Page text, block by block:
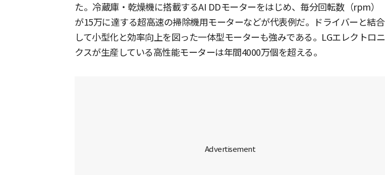
た。冷蔵庫・乾燥機に搭載するAI DDモーターをはじめ、毎分回転数（rpm）
が15万に達する超高速の掃除機用モーターなどが代表例だ。ドライバーと結合
して小型化と効率向上を図った一体型モーターも強みである。LGエレクトロニ
クスが生産している高性能モーターは年間4000万個を超える。